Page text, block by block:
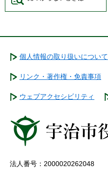
個人情報の取り扱いについて
リンク・著作権・免責事項
ウェブアクセシビリティ
法人番号：2000020262048